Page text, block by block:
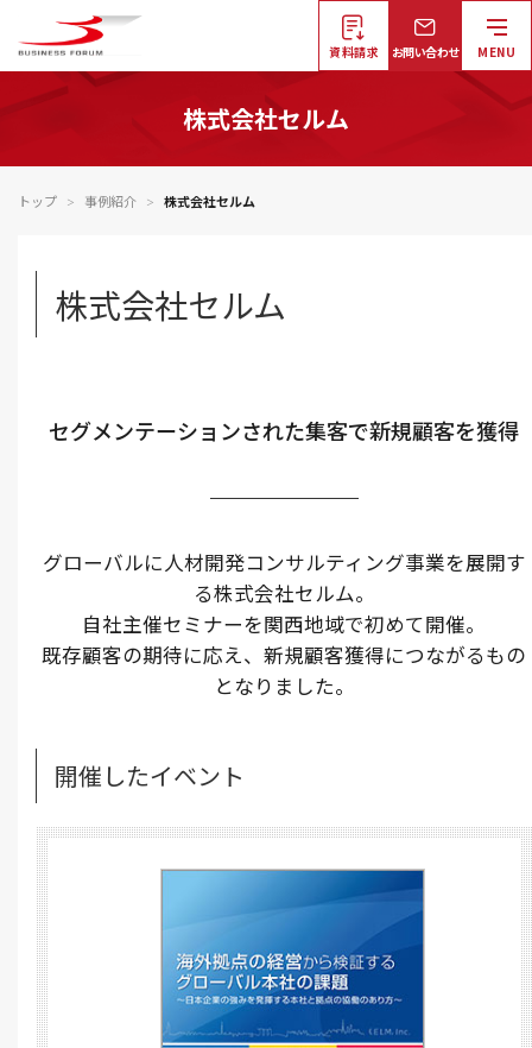
資料請求 お問い合わせ MENU
株式会社セルム
トップ ＞ 事例紹介 ＞ 株式会社セルム
株式会社セルム
セグメンテーションされた集客で新規顧客を獲得
グローバルに人材開発コンサルティング事業を展開す
る株式会社セルム。
自社主催セミナーを関西地域で初めて開催。
既存顧客の期待に応え、新規顧客獲得につながるもの
となりました。
開催したイベント